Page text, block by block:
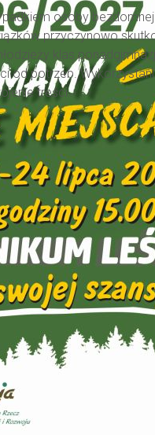
osoby
przyczynowo
klas
od potrzeb.
treści.